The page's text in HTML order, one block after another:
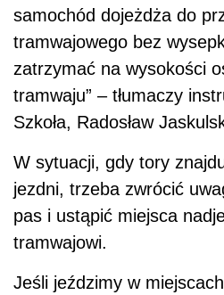
samochód dojeżdża do
tramwajowego bez
zatrzymać na wysokości
tramwaju” – tłumaczy
Szkoła, Radosław
W sytuacji, gdy tory
jezdni, trzeba zwrócić
pas i ustąpić miejsca
tramwajowi.
Jeśli jeździmy w